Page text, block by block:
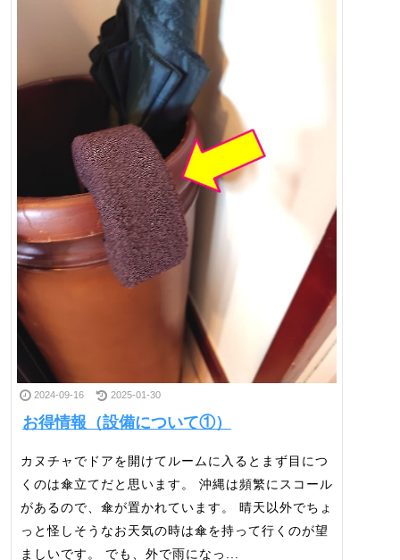
2024-09-16 2025-01-30
お得情報（設備について①）
カヌチャでドアを開けてルームに入るとまず目につ
くのは傘立てだと思います。 沖縄は頻繁にスコール
があるので、傘が置かれています。 晴天以外でちょ
っと怪しそうなお天気の時は傘を持って行くのが望
ましいです。 でも、外で雨になっ...